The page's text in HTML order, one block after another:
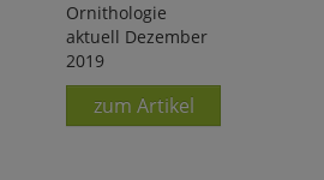
Ornithologie
aktuell Dezember
2019
zum Artikel